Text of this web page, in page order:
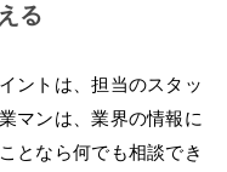
る
ントは、担当のスタッ
マンは、業界の情報に
となら何でも相談でき